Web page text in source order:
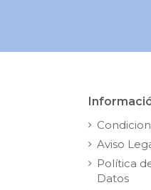
Aviso
Política
Datos